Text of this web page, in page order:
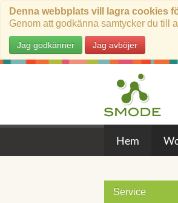
Denna webbplats vill lagra cookies
Genom att godkänna samtycker du till
Jag godkänner Jag avböjer
Hem
Service